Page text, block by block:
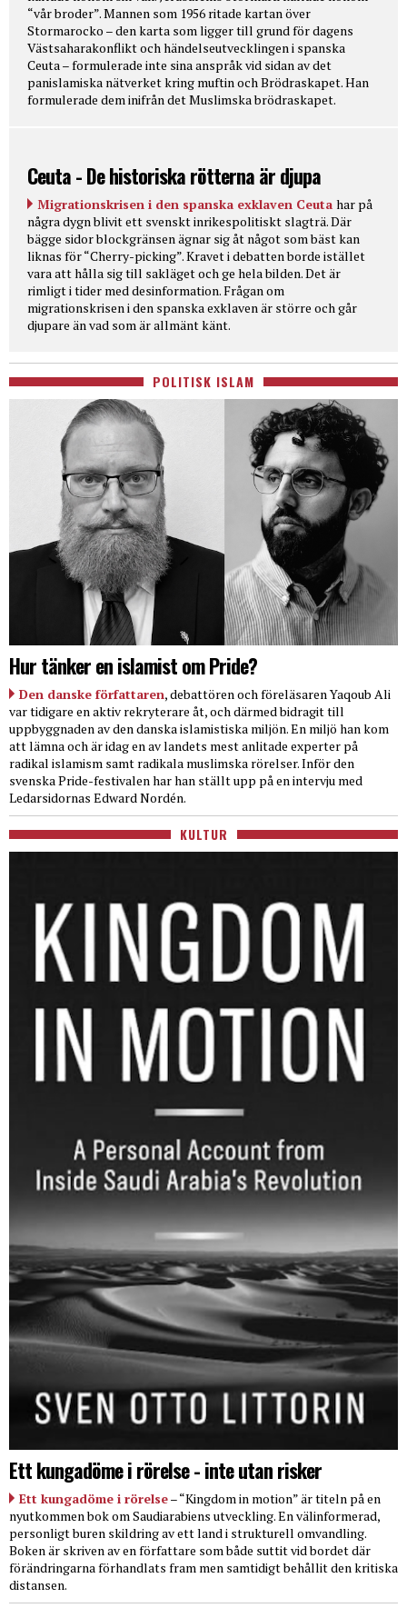
“vår broder”. Mannen som 1956 ritade kartan över
Stormarocko – den karta som ligger till grund för dagens
Västsaharakonflikt och händelseutvecklingen i spanska
Ceuta – formulerade inte sina anspråk vid sidan av det
panislamiska nätverket kring muftin och Brödraskapet. Han
formulerade dem inifrån det Muslimska brödraskapet.
Ceuta - De historiska rötterna är djupa
Migrationskrisen i den spanska exklaven Ceuta har på
några dygn blivit ett svenskt inrikespolitiskt slagträ. Där
bägge sidor blockgränsen ägnar sig åt något som bäst kan
liknas för “Cherry-picking”. Kravet i debatten borde istället
vara att hålla sig till sakläget och ge hela bilden. Det är
rimligt i tider med desinformation. Frågan om
migrationskrisen i den spanska exklaven är större och går
djupare än vad som är allmänt känt.
POLITISK ISLAM
Hur tänker en islamist om Pride?
Den danske författaren, debattören och föreläsaren Yaqoub Ali
var tidigare en aktiv rekryterare åt, och därmed bidragit till
uppbyggnaden av den danska islamistiska miljön. En miljö han kom
att lämna och är idag en av landets mest anlitade experter på
radikal islamism samt radikala muslimska rörelser. Inför den
svenska Pride-festivalen har han ställt upp på en intervju med
Ledarsidornas Edward Nordén.
KULTUR
Ett kungadöme i rörelse - inte utan risker
Ett kungadöme i rörelse– “Kingdom in motion” är titeln på en
nyutkommen bok om Saudiarabiens utveckling. En välinformerad,
personligt buren skildring av ett land i strukturell omvandling.
Boken är skriven av en författare som både suttit vid bordet där
förändringarna förhandlats fram men samtidigt behållit den kritiska
distansen.